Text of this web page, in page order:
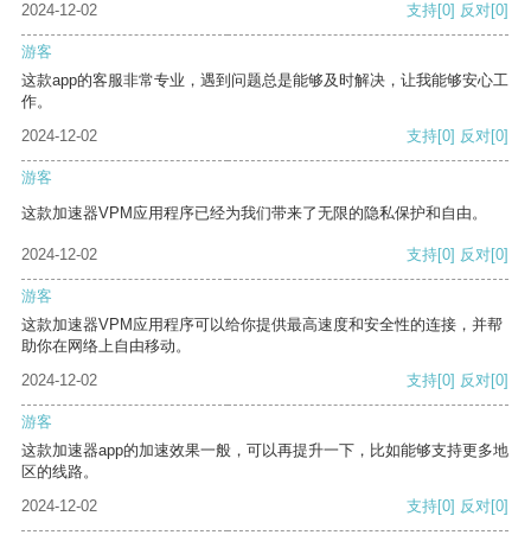
2024-12-02 支持[0] 反对[0]
游客
这款app的客服非常专业，遇到问题总是能够及时解决，让我能够安心工
作。
2024-12-02
支持[0] 反对[0]
游客
这款加速器VPM应用程序已经为我们带来了无限的隐私保护和自由。
2024-12-02 支持[0] 反对[0]
游客
这款加速器VPM应用程序可以给你提供最高速度和安全性的连接，并帮
助你在网络上自由移动。
2024-12-02
支持[0] 反对[0]
游客
这款加速器app的加速效果一般，可以再提升一下，比如能够支持更多地
区的线路。
2024-12-02
支持[0] 反对[0]